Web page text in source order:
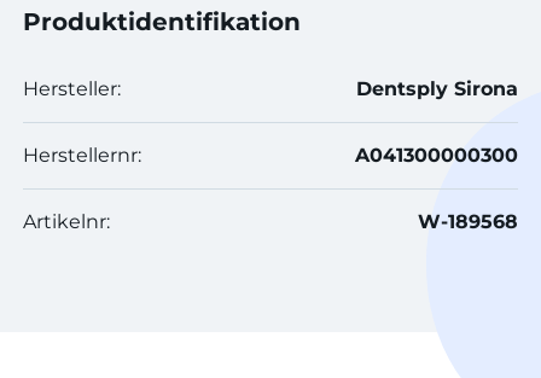
Produktidentifikation
Hersteller: Dentsply Sirona
Herstellernr: A041300000300
Artikelnr: W-189568